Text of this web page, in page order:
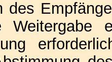
des
Weitergabe